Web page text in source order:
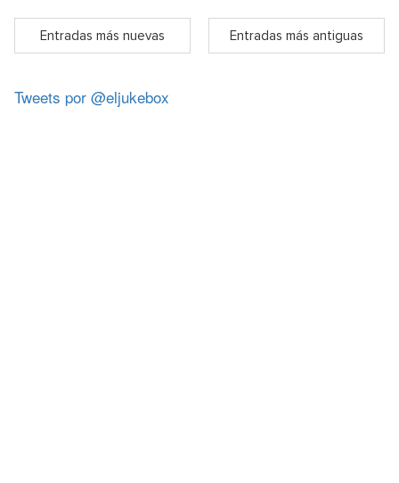
Entradas más nuevas Entradas más antiguas
Tweets por @eljukebox